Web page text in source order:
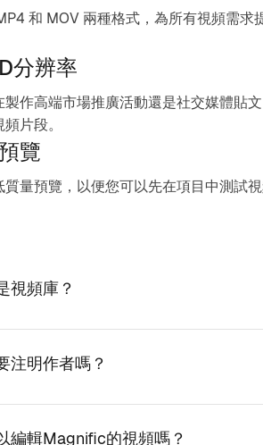
和 MOV 兩種格式，為所有視頻需求
分辨率
製作高端市場推廣活動還是社交媒體貼
片段。
覽
量預覽，以便您可以先在項目中測試視
視頻庫？
注明作者嗎？
編輯Magnific的視頻嗎？